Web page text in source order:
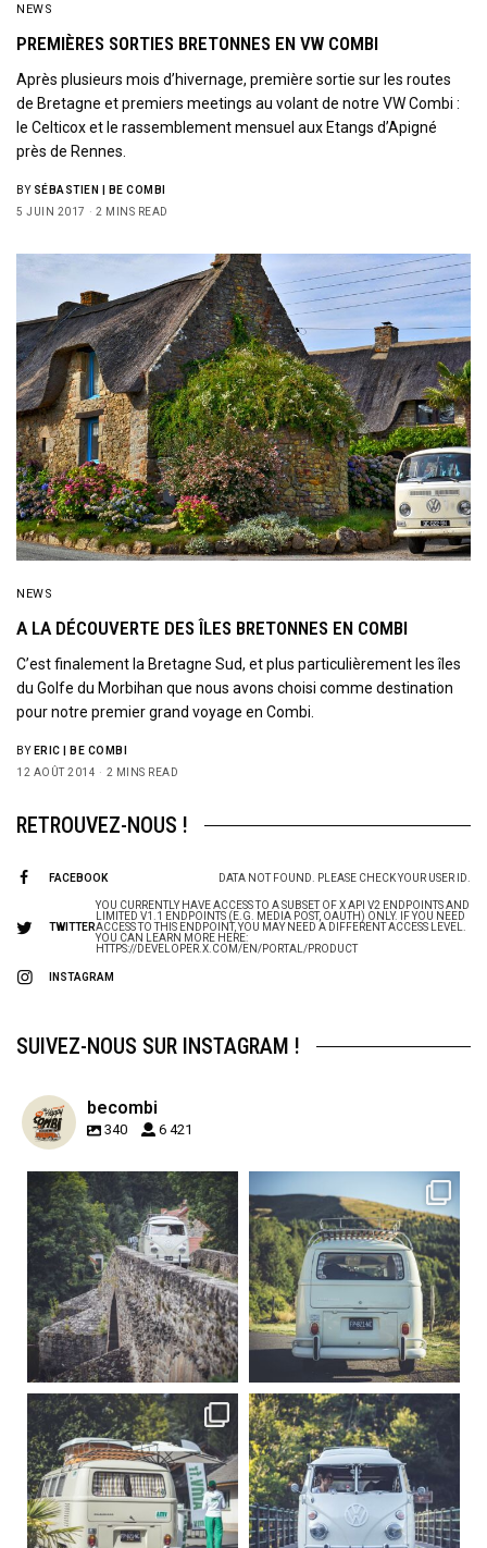
NEWS
PREMIÈRES SORTIES BRETONNES EN VW COMBI
Après plusieurs mois d’hivernage, première sortie sur les routes
de Bretagne et premiers meetings au volant de notre VW Combi :
le Celticox et le rassemblement mensuel aux Etangs d’Apigné
près de Rennes.
BY SÉBASTIEN | BE COMBI
5 JUIN 2017
2 MINS READ
NEWS
A LA DÉCOUVERTE DES ÎLES BRETONNES EN COMBI
C’est finalement la Bretagne Sud, et plus particulièrement les îles
du Golfe du Morbihan que nous avons choisi comme destination
pour notre premier grand voyage en Combi.
BY ERIC | BE COMBI
12 AOÛT 2014
2 MINS READ
RETROUVEZ-NOUS !
FACEBOOK DATA NOT FOUND. PLEASE CHECK YOUR USER ID.
TWITTER
YOU CURRENTLY HAVE ACCESS TO A SUBSET OF X API V2 ENDPOINTS AND
LIMITED V1.1 ENDPOINTS (E.G. MEDIA POST, OAUTH) ONLY. IF YOU NEED
ACCESS TO THIS ENDPOINT, YOU MAY NEED A DIFFERENT ACCESS LEVEL.
YOU CAN LEARN MORE HERE:
HTTPS://DEVELOPER.X.COM/EN/PORTAL/PRODUCT
INSTAGRAM
SUIVEZ-NOUS SUR INSTAGRAM !
becombi
340 6 421
becombi
Sep 15
219
3
Sep 12
216
3
becombi becombi